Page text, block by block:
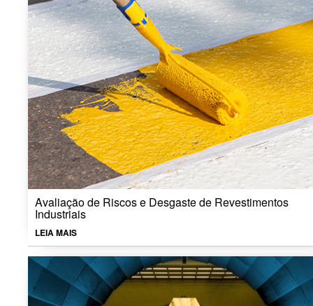
Avaliação de Riscos e Desgaste de Revestimentos
Industriais
LEIA MAIS